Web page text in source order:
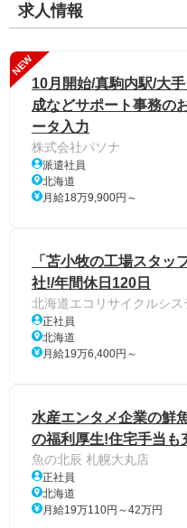
求人情報
NEW
10月開始/真駒内駅/大
成などサポート事務の
ータ入力
株式会社パソナ
派遣社員
北海道
月給18万9,900円～
「苫小牧の工場スタッ
社!/年間休日120日
北海道エコリサイクルシ
正社員
北海道
月給19万6,400円～
水産エンタメ企業の鮮
の福利厚生!住宅手当も
魚の北辰 札幌大丸店
正社員
北海道
月給19万110円～42万円